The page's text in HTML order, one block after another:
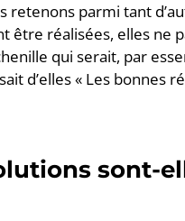
retenons parmi tant
réalisées, elles ne
qui serait, par
d’elles « Les bonnes
sont-